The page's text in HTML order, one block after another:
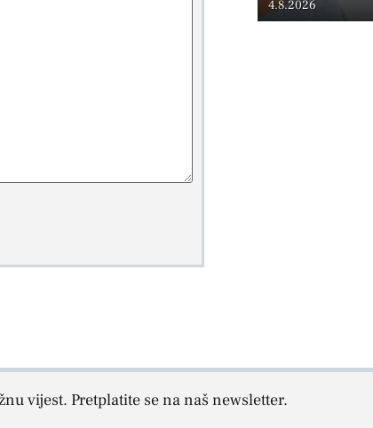
4.8.2026
vijest. Pretplatite se na naš newsletter.